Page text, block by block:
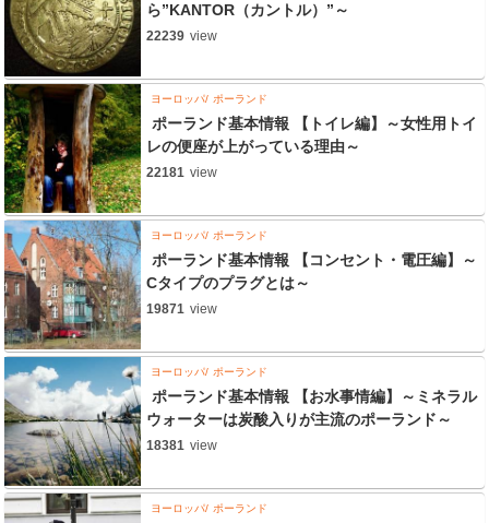
ら”KANTOR（カントル）”～
22239 view
ヨーロッパ ポーランド
ポーランド基本情報 【トイレ編】～女性用トイ
レの便座が上がっている理由～
22181 view
ヨーロッパ ポーランド
ポーランド基本情報 【コンセント・電圧編】～
Cタイプのプラグとは～
19871 view
ヨーロッパ ポーランド
ポーランド基本情報 【お水事情編】～ミネラル
ウォーターは炭酸入りが主流のポーランド～
18381 view
ヨーロッパ ポーランド